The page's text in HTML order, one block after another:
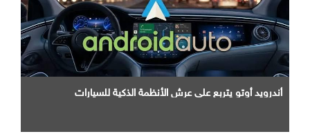
أندرويد أوتو يتربع علي عرش الأنظمة الذكية للسيارات